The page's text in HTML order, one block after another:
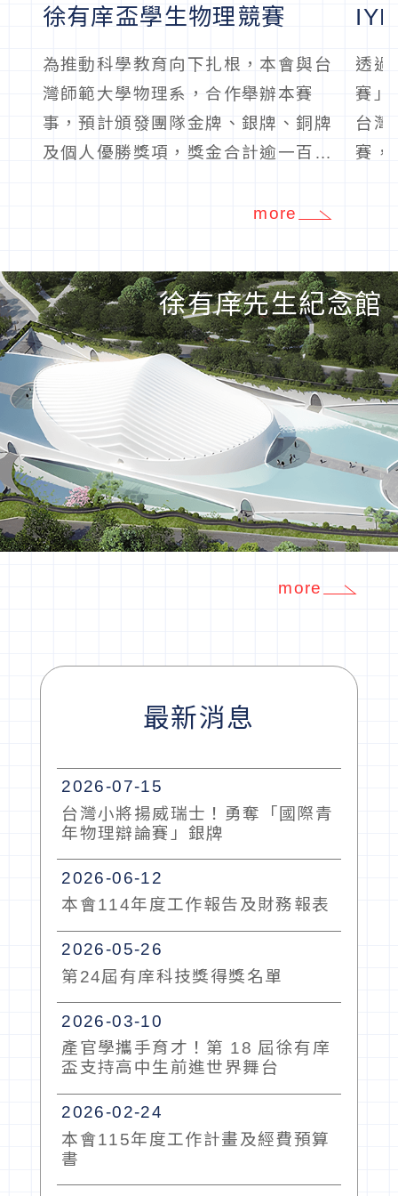
徐有庠盃學生物理競賽
為推動科學教育向下扎根，本會與台
灣師範大學物理系，合作舉辦本賽
事，預計頒發團隊金牌、銀牌、銅牌
及個人優勝獎項，獎金合計逾一百五
more
透過
賽」
台灣
賽，
徐有庠先生紀念館
more
最新消息
2026-07-15
台灣小將揚威瑞士！勇奪「國際青
年物理辯論賽」銀牌
2026-06-12
本會114年度工作報告及財務報表
2026-05-26
第24屆有庠科技獎得獎名單
2026-03-10
產官學攜手育才！第 18 屆徐有庠
盃支持高中生前進世界舞台
2026-02-24
本會115年度工作計畫及經費預算
書